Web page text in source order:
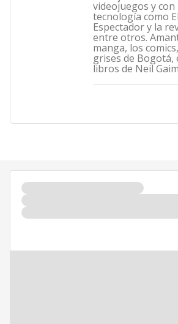
videojuegos y con
tecnología como
Espectador y la
entre otros.
manga, los
grises de Bogotá,
libros de Neil